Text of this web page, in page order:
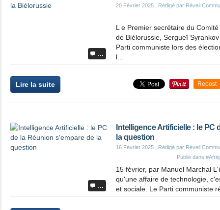
…
20 Février 2025 , Rédigé par Réveil
L e Premier secrétaire du
de Biélorussie, Sergueï
Parti communiste lors des
l...
Lire la suite Repost
…
Intelligence Artificielle : le
la question
16 Février 2025 , Rédigé par Réveil
Publié dans
15 février, par Manuel Marchal
qu'une affaire de technologie,
et sociale. Le Parti communiste